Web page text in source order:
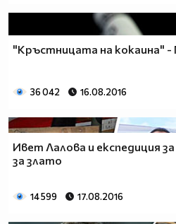
"Кръстницата на кокаина" -
36 042 16.08.2016
Ивет Лалова и експедиция
за злато
14 599 17.08.2016